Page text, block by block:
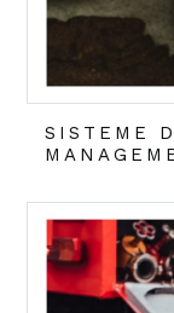
SISTEME